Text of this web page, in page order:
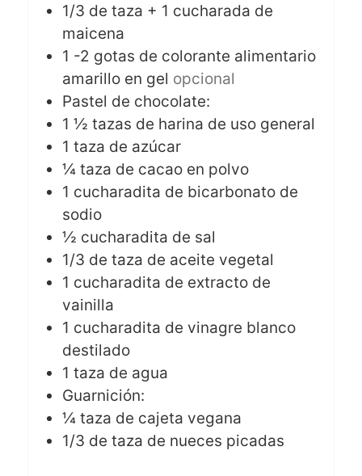
1/3 de taza + 1 cucharada de
maicena
1 -2 gotas de colorante alimentario
amarillo en gel opcional
Pastel de chocolate:
1 ½ tazas de harina de uso general
1 taza de azúcar
¼ taza de cacao en polvo
1 cucharadita de bicarbonato de
sodio
½ cucharadita de sal
1/3 de taza de aceite vegetal
1 cucharadita de extracto de
vainilla
1 cucharadita de vinagre blanco
destilado
1 taza de agua
Guarnición:
¼ taza de cajeta vegana
1/3 de taza de nueces picadas